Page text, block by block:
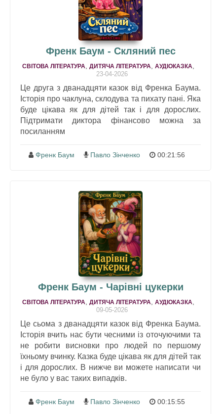
Френк Баум - Скляний пес
СВІТОВА ЛІТЕРАТУРА ДИТЯЧА ЛІТЕРАТУРА АУДІОКАЗКА
23-04-2026
Це друга з дванадцяти казок від Френка Баума.
Історія про чаклуна, склодува та пихату пані. Яка
буде цікава як для дітей так і для дорослих.
Підтримати диктора фінансово можна за
посиланням
Френк Баум Павло Зінченко 00:21:56
Френк Баум - Чарівні цукерки
СВІТОВА ЛІТЕРАТУРА, ДИТЯЧА ЛІТЕРАТУРА, АУДІОКАЗКА,
09-05-2026
Це сьома з дванадцяти казок від Френка Баума.
Історія вчить нас бути чесними із оточуючими та
не робити висновки про людей по першому
їхньому вчинку. Казка буде цікава як для дітей так
і для дорослих. В нижче ви можете написати чи
не було у вас таких випадків.
Френк Баум Павло Зінченко 00:15:55